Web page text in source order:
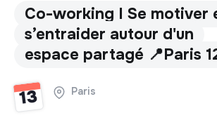
Co-working I Se motiver
s’entraider autour d'un
espace partagé 📍Paris
13 Paris